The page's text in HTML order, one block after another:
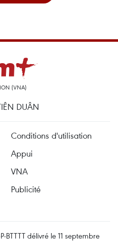
(VNA)
DUÂN
Conditions d'utilisation
Appui
VNA
Publicité
BTTTT délivré le 11 septembre